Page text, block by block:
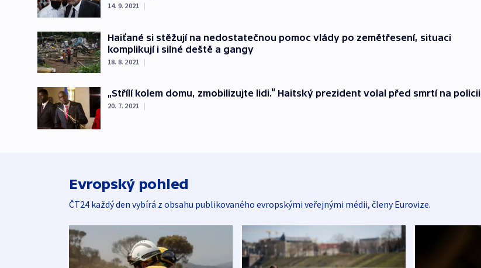
14. 9. 2021 |
Haiťané si stěžují na nedostatečnou pomoc vlády po zemětřesení, situaci
komplikují i silné deště a gangy
18. 8. 2021 |
„Střílí kolem domu, zmobilizujte lidi.“ Haitský prezident volal před smrtí na policii
20. 7. 2021 |
Evropský pohled
ČT24 každý den vybírá z obsahu publikovaného evropskými veřejnými médii, členy Eurovize.